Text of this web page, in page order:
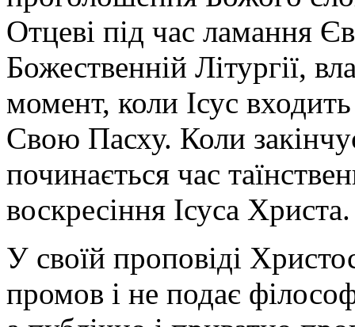
Отцеві під час ламання
Божественній Літургії,
момент, коли Ісус
Свою Пасху. Коли
починається час
воскресіння Ісуса Христа.
У своїй проповіді
промов і не подає